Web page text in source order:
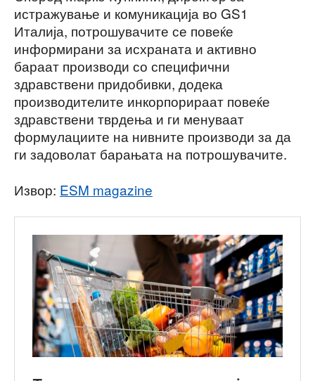
истражување и комуникација во GS1
Италија, потрошувачите се повеќе
информирани за исхраната и активно
бараат производи со специфични
здравствени придобивки, додека
производителите инкорпорираат повеќе
здравствени тврдења и ги менуваат
формулациите на нивните производи за да
ги задоволат барањата на потрошувачите.
Извор: ESM magazine